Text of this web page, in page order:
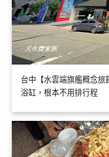
台中【水雲端旗艦概念旅
浴缸，根本不用排行程